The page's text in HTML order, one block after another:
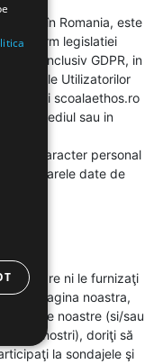
sediul în Romania, este
conform legislatiei
inclusiv GDPR, in
ale Utilizatorilor
ului scoalaethos.ro
intermediul sau in
cu caracter personal
date de
pe care ni le furnizaţi
pe pagina noastra,
noastre (si/sau
nostri), doriţi să
la sondajele şi